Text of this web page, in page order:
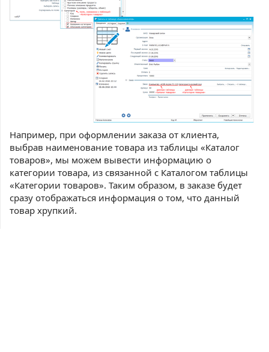
Например, при оформлении заказа от клиента,
выбрав наименование товара из таблицы «Каталог
товаров», мы можем вывести информацию о
категории товара, из связанной с Каталогом таблицы
«Категории товаров». Таким образом, в заказе будет
сразу отображаться информация о том, что данный
товар хрупкий.